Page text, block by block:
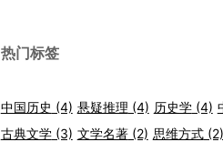
热门标签
中国历史 (4) 悬疑推理 (4) 历史学(4)
古典文学(3) 文学名著(2) 思维方式(2)